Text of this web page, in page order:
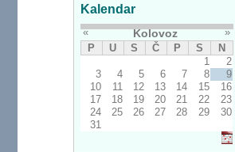
Kalendar
« Kolovoz
»
P
U S Č P S
N
1
2
3
4 5 6 7 8
9
10
11 12 13 14 15
16
17
18 19 20 21 22
23
24
25 26 27 28 29
30
31